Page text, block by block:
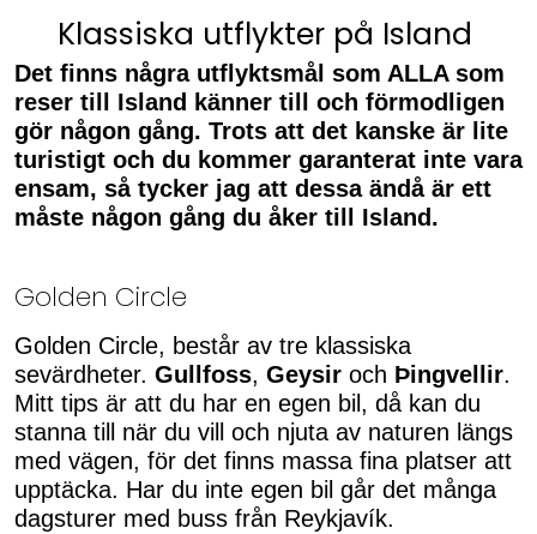
Klassiska utflykter på Island
Det finns några utflyktsmål som ALLA som
reser till Island känner till och förmodligen
gör någon gång. Trots att det kanske är lite
turistigt och du kommer garanterat inte vara
ensam, så tycker jag att dessa ändå är ett
måste någon gång du åker till Island.
Golden Circle
Golden Circle, består av tre klassiska
sevärdheter. Gullfoss, Geysir och Þingvellir.
Mitt tips är att du har en egen bil, då kan du
stanna till när du vill och njuta av naturen längs
med vägen, för det finns massa fina platser att
upptäcka. Har du inte egen bil går det många
dagsturer med buss från Reykjavík.